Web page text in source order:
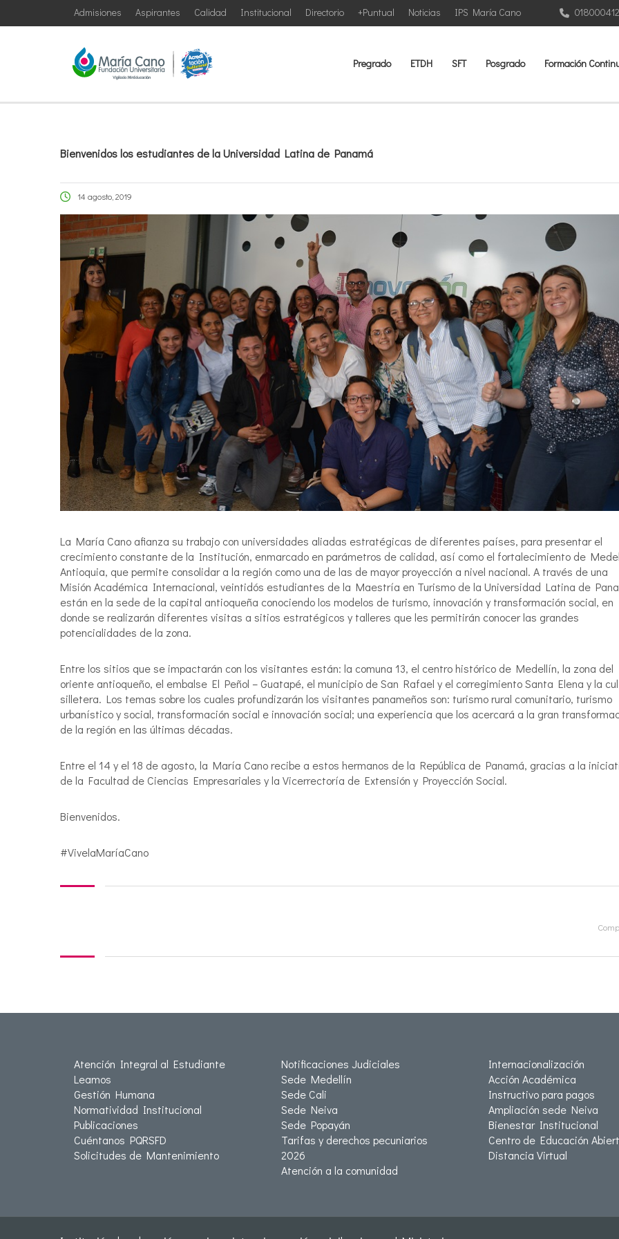
IPS María Cano
Noticias
+Puntual
Directorio
Institucional
Calidad
Aspirantes
Admisiones
Pregrado ETDH SFT Posgrado Formación
Bienvenidos los estudiantes de la Universidad Latina de Panamá
14 agosto, 2019
La María Cano afianza su trabajo con universidades aliadas estratégicas de diferentes países, para presentar el
crecimiento constante de la Institución, enmarcado en parámetros de calidad, así como el fortalecimiento de
Antioquia, que permite consolidar a la región como una de las de mayor proyección a nivel nacional. A través de una
Misión Académica Internacional, veintidós estudiantes de la Maestría en Turismo de la Universidad Latina de
están en la sede de la capital antioqueña conociendo los modelos de turismo, innovación y transformación social, en
donde se realizarán diferentes visitas a sitios estratégicos y talleres que les permitirán conocer las grandes
potencialidades de la zona.
Entre los sitios que se impactarán con los visitantes están: la comuna 13, el centro histórico de Medellín, la zona del
oriente antioqueño, el embalse El Peñol – Guatapé, el municipio de San Rafael y el corregimiento Santa Elena y la
silletera. Los temas sobre los cuales profundizarán los visitantes panameños son: turismo rural comunitario, turismo
urbanístico y social, transformación social e innovación social; una experiencia que los acercará a la gran
de la región en las últimas décadas.
Entre el 14 y el 18 de agosto, la María Cano recibe a estos hermanos de la República de Panamá, gracias a la
de la Facultad de Ciencias Empresariales y la Vicerrectoría de Extensión y Proyección Social.
Bienvenidos.
#VivelaMaríaCano
Atención Integral al Estudiante
Leamos
Gestión Humana
Normatividad Institucional
Publicaciones
Cuéntanos PQRSFD
Solicitudes de Mantenimiento
Notificaciones Judiciales
Sede Medellín
Sede Cali
Sede Neiva
Sede Popayán
Tarifas y derechos pecuniarios
2026
Atención a la comunidad
Internacionalización
Acción Académica
Instructivo para pagos
Ampliación sede Neiva
Bienestar Institucional
Centro de Educación
Distancia Virtual